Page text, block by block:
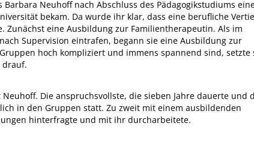
Neuhoff nach Abschluss des Pädagogikstudiums
bekam. Da wurde ihr klar, dass eine berufliche
Zunächst eine Ausbildung zur Familientherapeutin. Als im
Supervision eintrafen, begann sie eine Ausbildung zur
hoch kompliziert und immens spannend sind, setzte
drauf.
Die anspruchsvollste, die sieben Jahre dauerte und
in den Gruppen statt. Zu zweit mit einem ausbildenden
hinterfragte und mit ihr durcharbeitete.